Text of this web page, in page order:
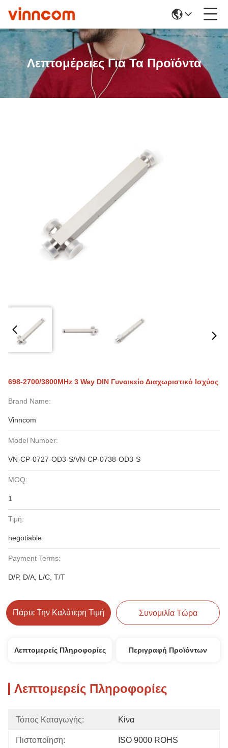
Λεπτομέρειες Για Τα Προϊόντα
698-2700/3800MHz 3 Way DIN Γυναικείο Διαχωριστικό Ισχύος
Brand Name:
Vinncom
Model Number:
VN-CP-0727-OD3-S/VN-CP-0738-OD3-S
MOQ:
1
Τιμή:
negotiable
Payment Terms:
D/P, D/A, L/C, T/T
Πάρτε Την Καλύτερη Τιμή Συνομιλία Τώρα
Λεπτομερείς Πληροφορίες Περιγραφή Προϊόντων
Λεπτομερείς Πληροφορίες
Τόπος Καταγωγής: Κίνα
Πιστοποίηση: ISO 9000 ROHS